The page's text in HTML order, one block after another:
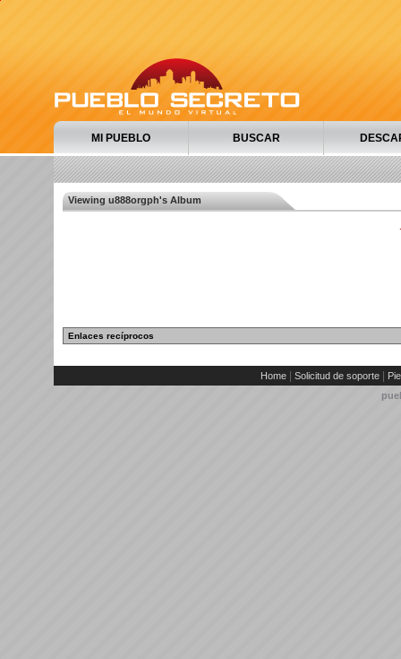
MI PUEBLO BUSCAR
Viewing u888orgph's Album
Enlaces recíprocos
Home Solicitud de soporte